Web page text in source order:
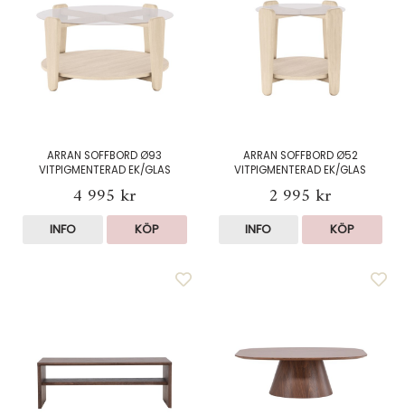
ARRAN SOFFBORD Ø93
VITPIGMENTERAD EK/GLAS
4 995 kr
INFO KÖP
ARRAN SOFFBORD Ø52
VITPIGMENTERAD EK/GLAS
2 995 kr
INFO KÖP